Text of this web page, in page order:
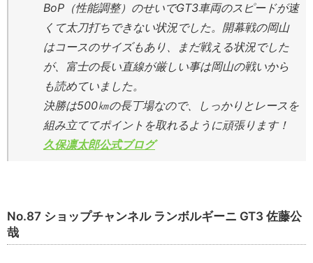
BoP（性能調整）のせいでGT3車両のスピードが速
くて太刀打ちできない状況でした。開幕戦の岡山
はコースのサイズもあり、まだ戦える状況でした
が、富士の長い直線が厳しい事は岡山の戦いから
も読めていました。
決勝は500㎞の長丁場なので、しっかりとレースを
組み立ててポイントを取れるように頑張ります！
久保凛太郎公式ブログ
No.87 ショップチャンネル ランボルギーニ GT3 佐藤公
哉